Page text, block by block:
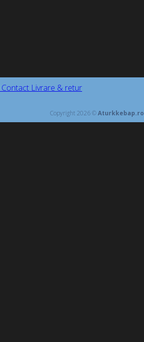
Contact Livrare & retur
Copyright 2026 ©Aturkkebap.ro